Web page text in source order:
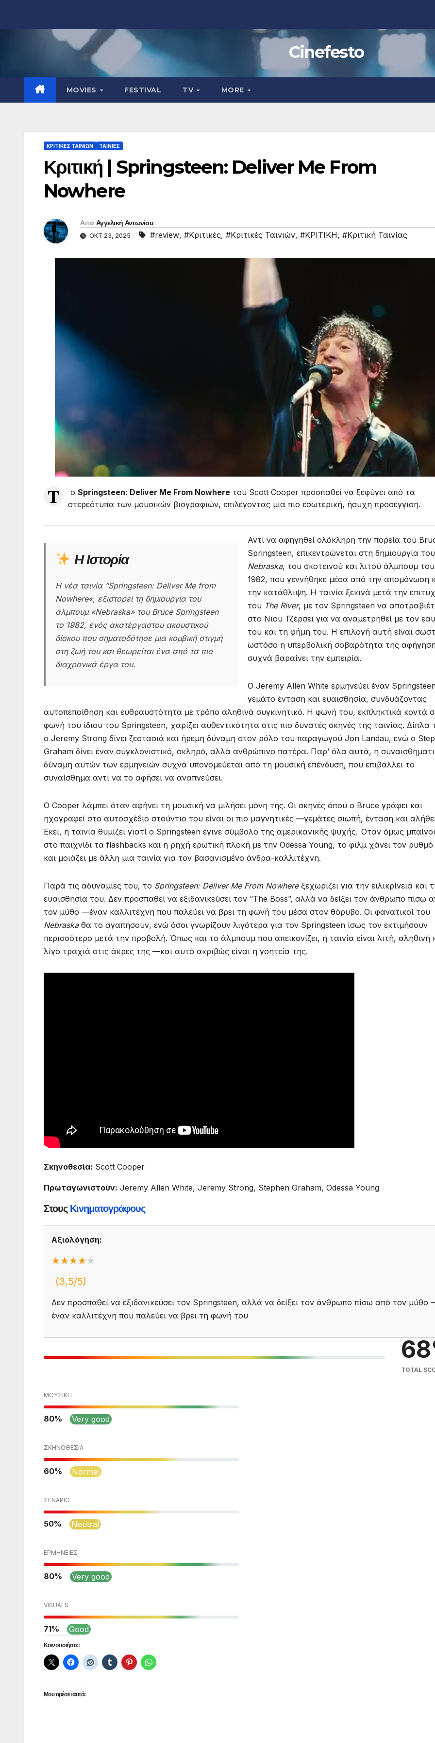
Cinefesto
MOVIES FESTIVAL TV MORE
ΚΡΙΤΙΚΕΣ ΤΑΙΝΙΩΝ ΤΑΙΝΙΕΣ
Κριτική | Springsteen: Deliver Me From
Nowhere
Από Αγγελική Αντωνίου
ΟΚΤ 23, 2025 #review, #Κριτικές, #Κριτικές Ταινιών, #ΚΡΙΤΙΚΗ, #Κριτική Ταινίας
T ο Springsteen: Deliver Me From Nowhere του Scott Cooper προσπαθεί να ξεφύγει από τα
στερεότυπα των μουσικών βιογραφιών, επιλέγοντας μια πιο εσωτερική, ήσυχη προσέγγιση.
Η Ιστορία
Η νέα ταινία “Springsteen: Deliver Me from
Nowhere«, εξιστορεί τη δημιουργία του
άλμπουμ «Nebraska» του Bruce Springsteen
το 1982, ενός ακατέργαστου ακουστικού
δίσκου που σηματοδότησε μια κομβική στιγμή
στη ζωή του και θεωρείται ένα από τα πιο
διαχρονικά έργα του.
Αντί να αφηγηθεί ολόκληρη την πορεία του
Springsteen, επικεντρώνεται στη δημιουργία του
Nebraska, του σκοτεινού και λιτού άλμπουμ του
1982, που γεννήθηκε μέσα από την απομόνωση
την κατάθλιψη. Η ταινία ξεκινά μετά την
του The River, με τον Springsteen να
στο Νιου Τζέρσεϊ για να αναμετρηθεί με τον
του και τη φήμη του. Η επιλογή αυτή είναι
ωστόσο η υπερβολική σοβαρότητα της
συχνά βαραίνει την εμπειρία.
Ο Jeremy Allen White ερμηνεύει έναν
γεμάτο ένταση και ευαισθησία, συνδυάζοντας
αυτοπεποίθηση και ευθραυστότητα με τρόπο αληθινά συγκινητικό. Η φωνή του, εκπληκτικά κοντά
φωνή του ίδιου του Springsteen, χαρίζει αυθεντικότητα στις πιο δυνατές σκηνές της ταινίας. Δίπλα
ο Jeremy Strong δίνει ζεστασιά και ήρεμη δύναμη στον ρόλο του παραγωγού Jon Landau, ενώ ο
Graham δίνει έναν συγκλονιστικό, σκληρό, αλλά ανθρώπινο πατέρα. Παρ’ όλα αυτά, η
δύναμη αυτών των ερμηνειών συχνά υπονομεύεται από τη μουσική επένδυση, που επιβάλλει το
συναίσθημα αντί να το αφήσει να αναπνεύσει.
Ο Cooper λάμπει όταν αφήνει τη μουσική να μιλήσει μόνη της. Οι σκηνές όπου ο Bruce γράφει και
ηχογραφεί στο αυτοσχέδιο στούντιο του είναι οι πιο μαγνητικές —γεμάτες σιωπή, ένταση και
Εκεί, η ταινία θυμίζει γιατί ο Springsteen έγινε σύμβολο της αμερικανικής ψυχής. Όταν όμως
στο παιχνίδι τα flashbacks και η ρηχή ερωτική πλοκή με την Odessa Young, το φιλμ χάνει τον
και μοιάζει με άλλη μια ταινία για τον βασανισμένο άνδρα-καλλιτέχνη.
Παρά τις αδυναμίες του, το Springsteen: Deliver Me From Nowhereξεχωρίζει για την ειλικρίνεια και
ευαισθησία του. Δεν προσπαθεί να εξιδανικεύσει τον “The Boss”, αλλά να δείξει τον άνθρωπο πίσω
τον μύθο —έναν καλλιτέχνη που παλεύει να βρει τη φωνή του μέσα στον θόρυβο. Οι φανατικοί του
Nebraskaθα το αγαπήσουν, ενώ όσοι γνωρίζουν λιγότερα για τον Springsteen ίσως τον εκτιμήσουν
περισσότερο μετά την προβολή. Όπως και το άλμπουμ που απεικονίζει, η ταινία είναι λιτή, αληθινή
λίγο τραχιά στις άκρες της —και αυτό ακριβώς είναι η γοητεία της.
Σκηνοθεσία: Scott Cooper
Πρωταγωνιστούν: Jeremy Allen White, Jeremy Strong, Stephen Graham, Odessa Young
Στους Κινηματογράφους
Αξιολόγηση:
★★★★
★★★★★
(3,5/5)
Δεν προσπαθεί να εξιδανικεύσει τον Springsteen, αλλά να δείξει τον άνθρωπο πίσω από τον μύθο
έναν καλλιτέχνη που παλεύει να βρει τη φωνή του
68
TOTAL
ΜΟΥΣΙΚΉ
80 Very good
ΣΚΗΝΟΘΕΣΊΑ
60 Normal
ΣΕΝΆΡΙΟ
50 Neutral
ΕΡΜΗΝΕΊΕΣ
80 Very good
VISUALS
71 Good
Κοινοποιήστε:
Μου αρέσει αυτό: